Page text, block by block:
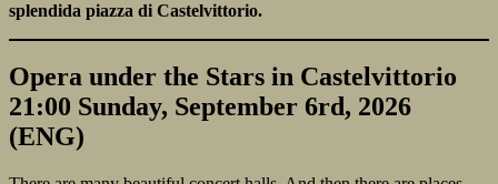
splendida piazza di Castelvittorio.
Opera under the Stars in Castelvittorio
21:00 Sunday, September 6rd, 2026
(ENG)